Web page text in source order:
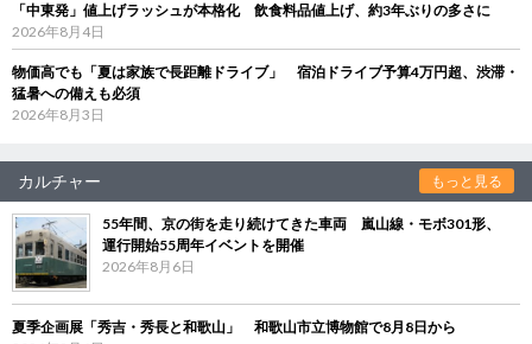
「中東発」値上げラッシュが本格化 飲食料品値上げ、約3年ぶりの多さに
2026年8月4日
物価高でも「夏は家族で長距離ドライブ」 宿泊ドライブ予算4万円超、渋滞・
猛暑への備えも必須
2026年8月3日
カルチャー もっと見る
55年間、京の街を走り続けてきた車両 嵐山線・モボ301形、
運行開始55周年イベントを開催
2026年8月6日
夏季企画展「秀吉・秀長と和歌山」 和歌山市立博物館で8月8日から